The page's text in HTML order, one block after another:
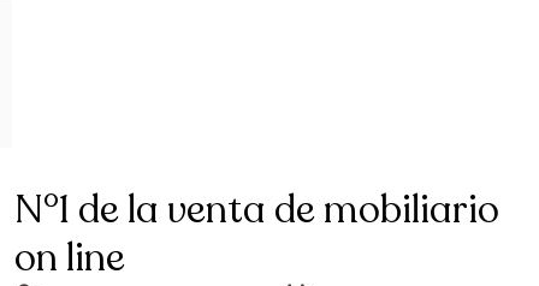
N°1 de la venta de mobiliario
on line